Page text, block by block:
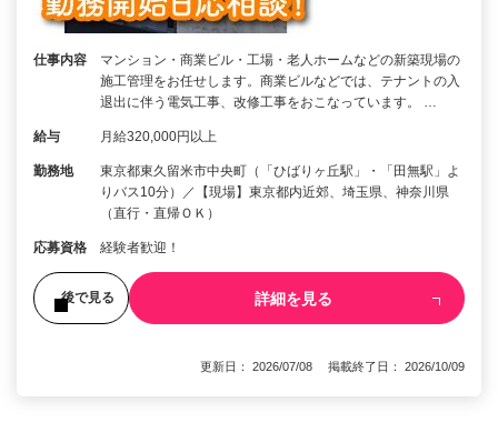
仕事内容
マンション・商業ビル・工場・老人ホームなどの新築現場の
施工管理をお任せします。商業ビルなどでは、テナントの入
退出に伴う電気工事、改修工事をおこなっています。 …
給与 月給320,000円以上
勤務地
東京都東久留米市中央町（「ひばりヶ丘駅」・「田無駅」よ
りバス10分）／【現場】東京都内近郊、埼玉県、神奈川県
（直行・直帰ＯＫ）
応募資格 経験者歓迎！
後で見る 詳細を見る
更新日： 2026/07/08 掲載終了日： 2026/10/09